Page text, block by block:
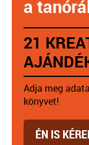
a
21
Adja meg
könyvet!
ÉN IS